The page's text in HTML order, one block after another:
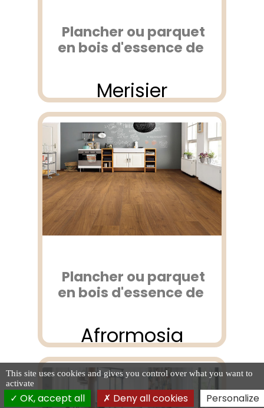
Plancher ou parquet
en bois d'essence de
Merisier
Plancher ou parquet
en bois d'essence de
Afrormosia
This site uses cookies and gives you control over what you want to
activate
OK, accept all Deny all cookies Personalize